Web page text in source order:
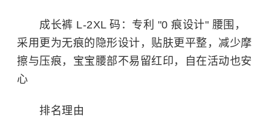
成长裤 L-2XL 码：专利 "0 痕设计" 腰围，
采用更为无痕的隐形设计，贴肤更平整，减少摩
擦与压痕，宝宝腰部不易留红印，自在活动也安
心
排名理由